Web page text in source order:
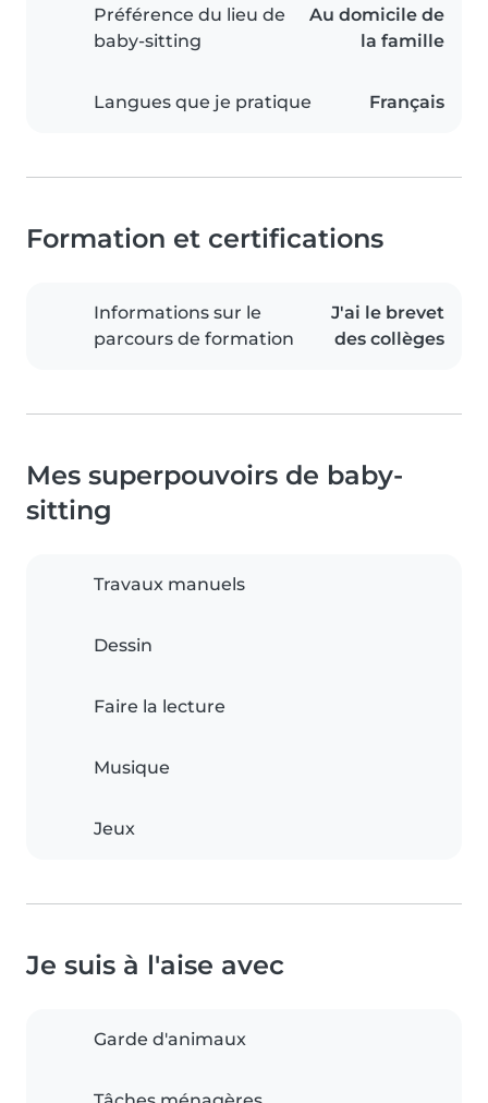
Préférence du lieu de
baby-sitting
Au domicile de
la famille
Langues que je pratique Français
Formation et certifications
Informations sur le
parcours de formation
J'ai le brevet
des collèges
Mes superpouvoirs de baby-
sitting
Travaux manuels
Dessin
Faire la lecture
Musique
Jeux
Je suis à l'aise avec
Garde d'animaux